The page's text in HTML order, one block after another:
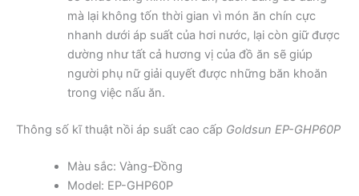
mà lại không tốn thời gian vì món ăn chín cực
nhanh dưới áp suất của hơi nước, lại còn giữ được
dường như tất cả hương vị của đồ ăn sẽ giúp
người phụ nữ giải quyết được những băn khoăn
trong việc nấu ăn.
Thông số kĩ thuật nồi áp suất cao cấp Goldsun EP-GHP60P
Màu sắc: Vàng-Đồng
Model: EP-GHP60P